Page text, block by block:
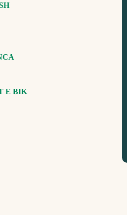
E BIK